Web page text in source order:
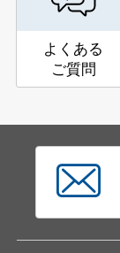
よくある
ご質問